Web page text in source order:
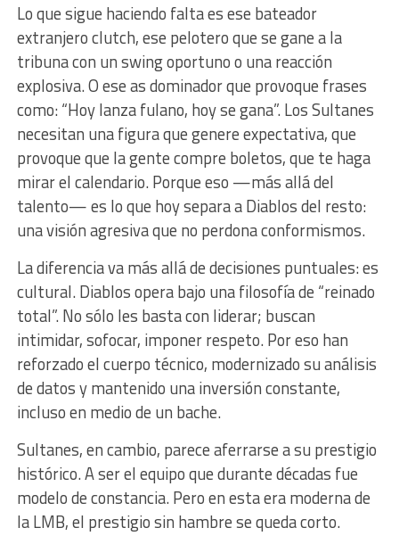
Lo que sigue haciendo falta es ese bateador
extranjero clutch, ese pelotero que se gane a la
tribuna con un swing oportuno o una reacción
explosiva. O ese as dominador que provoque frases
como: “Hoy lanza fulano, hoy se gana”. Los Sultanes
necesitan una figura que genere expectativa, que
provoque que la gente compre boletos, que te haga
mirar el calendario. Porque eso —más allá del
talento— es lo que hoy separa a Diablos del resto:
una visión agresiva que no perdona conformismos.
La diferencia va más allá de decisiones puntuales: es
cultural. Diablos opera bajo una filosofía de “reinado
total”. No sólo les basta con liderar; buscan
intimidar, sofocar, imponer respeto. Por eso han
reforzado el cuerpo técnico, modernizado su análisis
de datos y mantenido una inversión constante,
incluso en medio de un bache.
Sultanes, en cambio, parece aferrarse a su prestigio
histórico. A ser el equipo que durante décadas fue
modelo de constancia. Pero en esta era moderna de
la LMB, el prestigio sin hambre se queda corto.